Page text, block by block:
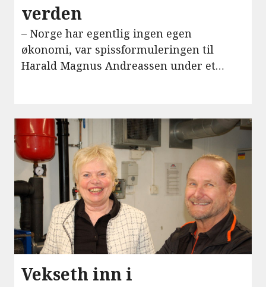
verden
– Norge har egentlig ingen egen
økonomi, var spissformuleringen til
Harald Magnus Andreassen under et
Vekseth inn i